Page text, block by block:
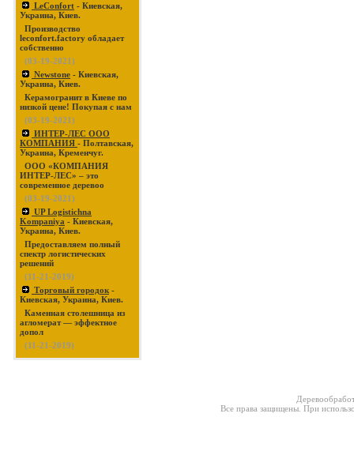
LeConfort - Киевская,
Украина, Киев.
Производство
leconfort.factory обладает
собственно
(03-19-2021)
Newstone - Киевская,
Украина, Киев.
Керамогранит в Киеве по
низкой цене! Покупая с нам
(03-19-2021)
ИНТЕР-ЛЕС ООО
КОМПАНИЯ - Полтавская,
Украина, Кременчуг.
ООО «КОМПАНИЯ
ИНТЕР-ЛЕС» – это
современное деревоо
(03-19-2021)
UP Logistichna
Kompaniya - Киевская,
Украина, Киев.
Предоставляем полный
спектр логистических
решений
(11-21-2019)
Торговый городок -
Киевская, Украина, Киев.
Каменная столешница из
агломерат — эффектное
допол
(11-21-2019)
Все права защищены. При